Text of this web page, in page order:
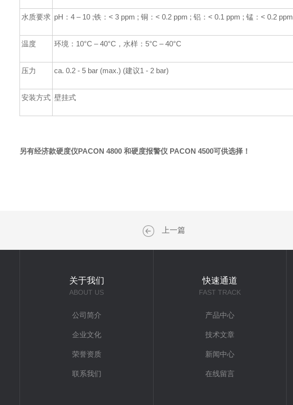
水质要求 pH：4 – 10 ;铁：< 3 ppm ; 铜：< 0.2 ppm ; 铝：< 0.1 ppm ; 锰：< 0.2 ppm
温度 环境：10°C – 40°C，水样：5°C – 40°C
压力 ca. 0.2 - 5 bar (max.) (建议1 - 2 bar)
安装方式 壁挂式
另有经济款硬度仪PACON 4800 和硬度报警仪 PACON 4500可供选择！
上一篇
关于我们
ABOUT US
公司简介
企业文化
荣誉资质
联系我们
快速通道
FAST TRACK
产品中心
技术文章
新闻中心
在线留言